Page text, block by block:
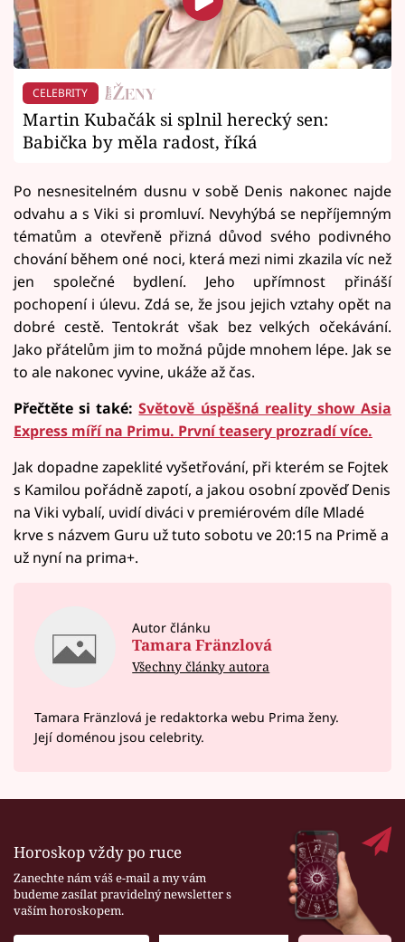
CELEBRITY
Martin Kubačák si splnil herecký sen:
Babička by měla radost, říká
Po nesnesitelném dusnu v sobě Denis nakonec najde
odvahu a s Viki si promluví. Nevyhýbá se nepříjemným
tématům a otevřeně přizná důvod svého podivného
chování během oné noci, která mezi nimi zkazila víc než
jen společné bydlení. Jeho upřímnost přináší
pochopení i úlevu. Zdá se, že jsou jejich vztahy opět na
dobré cestě. Tentokrát však bez velkých očekávání.
Jako přátelům jim to možná půjde mnohem lépe. Jak se
to ale nakonec vyvine, ukáže až čas.
Přečtěte si také:Světově úspěšná reality show Asia
Express míří na Primu. První teasery prozradí více.
Jak dopadne zapeklité vyšetřování, při kterém se Fojtek
s Kamilou pořádně zapotí, a jakou osobní zpověď Denis
na Viki vybalí, uvidí diváci v premiérovém díle Mladé
krve s názvem Guru už tuto sobotu ve 20:15 na Primě a
už nyní na prima+.
Autor článku
Tamara Fränzlová
Všechny články autora
Tamara Fränzlová je redaktorka webu Prima ženy.
Její doménou jsou celebrity.
Horoskop vždy po ruce
Zanechte nám váš e-mail a my vám
budeme zasílat pravidelný newsletter s
vaším horoskopem.